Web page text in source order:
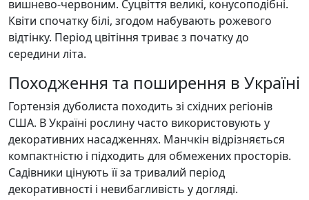
вишнево-червоним. Суцвіття великі, конусоподібні.
Квіти спочатку білі, згодом набувають рожевого
відтінку. Період цвітіння триває з початку до
середини літа.
Походження та поширення в Україні
Гортензія дуболиста походить зі східних регіонів
США. В Україні рослину часто використовують у
декоративних насадженнях. Манчкін відрізняється
компактністю і підходить для обмежених просторів.
Садівники цінують її за тривалий період
декоративності і невибагливість у догляді.